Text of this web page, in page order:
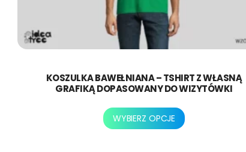
KOSZULKA BAWEŁNIANA – TSHIRT Z WŁASNĄ
GRAFIKĄ DOPASOWANY DO WIZYTÓWKI
WYBIERZ OPCJE
Ten